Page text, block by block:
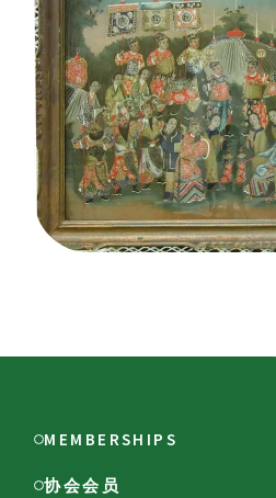
MEMBERSHIPS
协会会员